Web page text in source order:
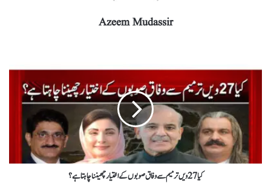
Azeem Mudassir
کیا 27 ویں ترمیم سے وفاق صوبوں کے اختیار چھیننا چاہتا ہے؟